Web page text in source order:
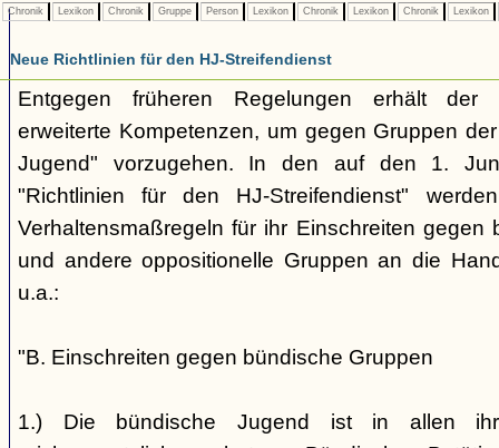
Chronik Lexikon Chronik Gruppe Person Lexikon Chronik Lexikon Chronik Lexikon
Neue Richtlinien für den HJ-Streifendienst
Entgegen früheren Regelungen erhält der
erweiterte Kompetenzen, um gegen Gruppen
Jugend" vorzugehen. In den auf den 1.
"Richtlinien für den HJ-Streifendienst"
Verhaltensmaßregeln für ihr Einschreiten gegen
und andere oppositionelle Gruppen an die
u.a.:
"B. Einschreiten gegen bündische Gruppen
1.) Die bündische Jugend ist in allen